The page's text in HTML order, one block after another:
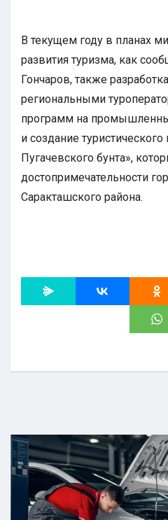
В текущем году в планах
развития туризма, как
Гончаров, также
региональными
программ на
и создание
Пугачевского бунта»,
достопримечательности
Саракташского района.